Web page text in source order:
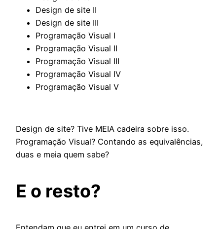
Design de site II
Design de site III
Programação Visual I
Programação Visual II
Programação Visual III
Programação Visual IV
Programação Visual V
Design de site? Tive MEIA cadeira sobre isso.
Programação Visual? Contando as equivalências,
duas e meia quem sabe?
E o resto?